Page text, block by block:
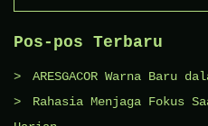
Pos-pos Terbaru
ARESGACOR Warna Baru
Rahasia Menjaga Fokus